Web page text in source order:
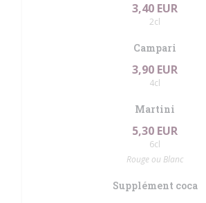
3,40 EUR
2cl
Campari
3,90 EUR
4cl
Martini
5,30 EUR
6cl
Rouge ou Blanc
Supplément coca